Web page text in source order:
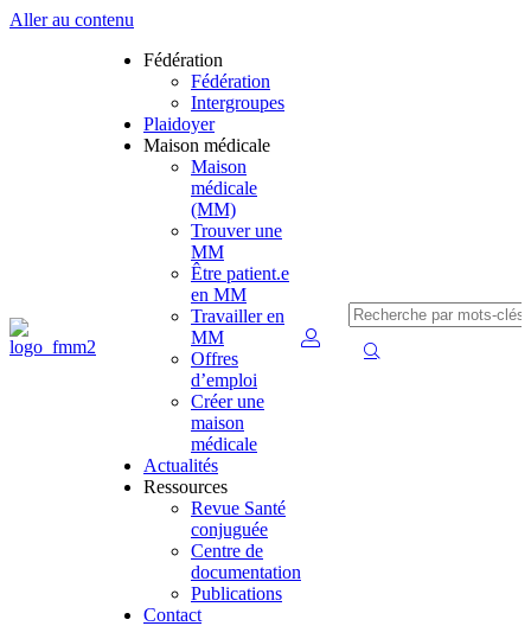
Aller au contenu
Fédération
Fédération
Intergroupes
Plaidoyer
Maison médicale
Maison
médicale
(MM)
Trouver une
MM
Être patient.e
en MM
Travailler en
MM
Offres
d’emploi
Créer une
maison
médicale
Actualités
Ressources
Revue Santé
conjuguée
Centre de
documentation
Publications
Contact